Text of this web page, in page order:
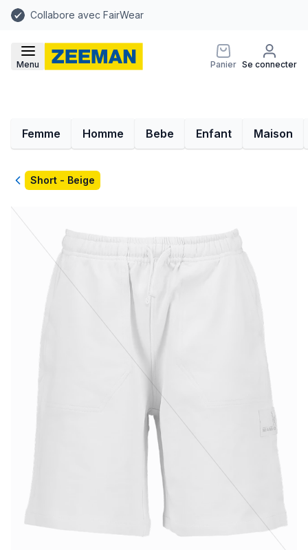
Collabore avec FairWear
Menu Panier Se connecter
Femme Homme Bebe Enfant Maison
RetourShort - Beige